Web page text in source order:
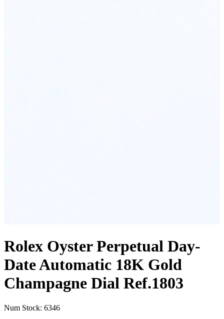
Rolex Oyster Perpetual Day-
Date Automatic 18K Gold
Champagne Dial Ref.1803
Num Stock: 6346